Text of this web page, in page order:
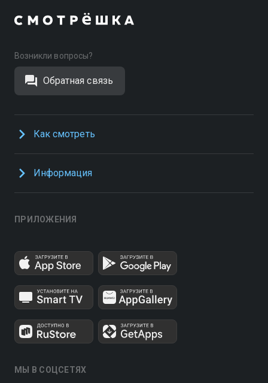
Возникли вопросы?
Обратная связь
Как смотреть
Информация
ПРИЛОЖЕНИЯ
МЫ В СОЦСЕТЯХ